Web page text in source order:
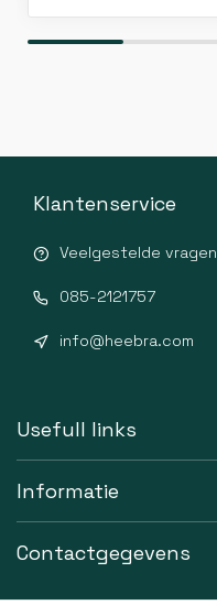
Klantenservice
Veelgestelde vragen
085-2121757
info@heebra.com
Usefull links
Informatie
Contactgegevens